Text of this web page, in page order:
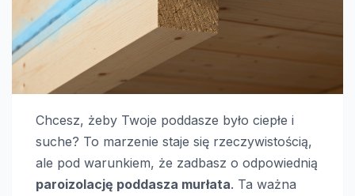
Chcesz, żeby Twoje poddasze było ciepłe i
suche? To marzenie staje się rzeczywistością,
ale pod warunkiem, że zadbasz o odpowiednią
paroizolację poddasza murłata. Ta ważna